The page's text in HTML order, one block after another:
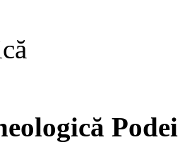
Podei